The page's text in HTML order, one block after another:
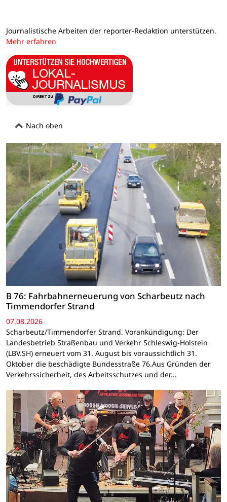
Journalistische Arbeiten der reporter-Redaktion unterstützen.
Mehr erfahren
Nach oben
B 76: Fahrbahnerneuerung von Scharbeutz nach
Timmendorfer Strand
07.08.2026
Scharbeutz/Timmendorfer Strand. Vorankündigung: Der
Landesbetrieb Straßenbau und Verkehr Schleswig-Holstein
(LBV.SH) erneuert vom 31. August bis voraussichtlich 31.
Oktober die beschädigte Bundesstraße 76.Aus Gründen der
Verkehrssicherheit, des Arbeitsschutzes und der…